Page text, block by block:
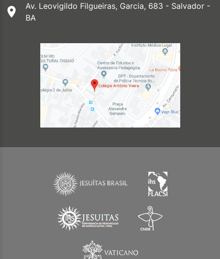
Av. Leovigildo Filgueiras, Garcia, 683 - Salvador -
BA